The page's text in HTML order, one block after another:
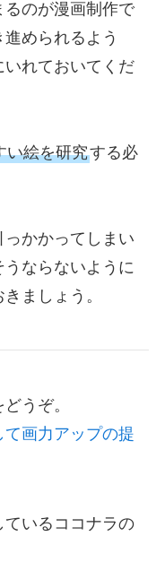
るのが漫画制作で
められるよう
れておいてくだ
い絵を研究する必
かかってしまい
ならないように
ましょう。
うぞ。
て画力アップの提
ているココナラの